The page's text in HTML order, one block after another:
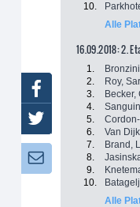
10.
Alle
16.09.2018: 2.
1.
2.
Roy,
3.
Becker,
4.
5.
6.
Van
7.
Brand,
8.
9.
10.
Alle
Facebook
Twitter
Newsletter: